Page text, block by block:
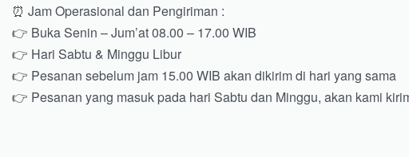
⏰ Jam Operasional dan Pengiriman :
👉 Buka Senin – Jum’at 08.00 – 17.00 WIB
👉 Hari Sabtu & Minggu Libur
👉 Pesanan sebelum jam 15.00 WIB akan dikirim di hari yang sama
👉 Pesanan yang masuk pada hari Sabtu dan Minggu, akan kami